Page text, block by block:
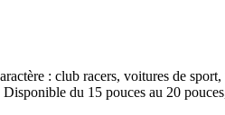
: club racers, voitures de
du 15 pouces au 20